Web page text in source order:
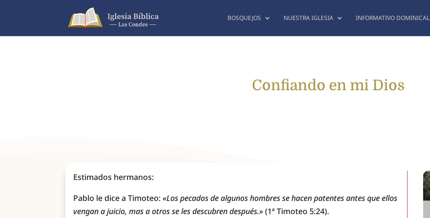
BOSQUEJOS NUESTRA IGLESIA INFORMATIVO DOMINICAL
Confiando en mi Dios
Estimados hermanos:
Pablo le dice a Timoteo:«Los pecados de algunos hombres se hacen patentes antes que ellos
vengan a juicio, mas a otros se les descubren después.»(1ª Timoteo 5:24).